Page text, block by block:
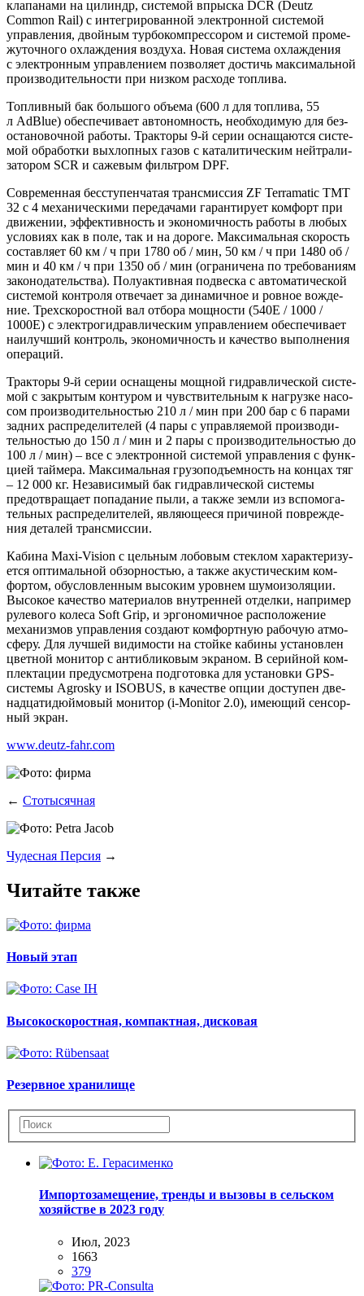
кла­па­на­ми на цилиндр, систе­мой впрыс­ка DCR (Deutz
Common Rail) с инте­гри­ро­ван­ной элек­трон­ной систе­мой
управ­ле­ния, двой­ным тур­бо­ком­прес­со­ром и систе­мой про­ме­
жу­точ­но­го охла­жде­ния воз­ду­ха. Новая систе­ма охла­жде­ния
с элек­трон­ным управ­ле­ни­ем поз­во­ля­ет достичь мак­си­маль­ной
про­из­во­ди­тель­но­сти при низ­ком рас­хо­де топлива.
Топ­лив­ный бак боль­шо­го объ­е­ма (600 л для топ­ли­ва, 55
л AdBlue) обес­пе­чи­ва­ет авто­ном­ность, необ­хо­ди­мую для без­
оста­но­воч­ной рабо­ты. Трак­то­ры 9‑й серии осна­ща­ют­ся систе­
мой обра­бот­ки выхлоп­ных газов с ката­ли­ти­че­ским ней­тра­ли­
за­то­ром SCR и саже­вым филь­тром DPF.
Совре­мен­ная бес­сту­пен­ча­тая транс­мис­сия ZF Terramatic TMT
32 с 4 меха­ни­че­ски­ми пере­да­ча­ми гаран­ти­ру­ет ком­форт при
дви­же­нии, эффек­тив­ность и эко­но­мич­ность рабо­ты в любых
усло­ви­ях как в поле, так и на доро­ге. Мак­си­маль­ная ско­рость
состав­ля­ет 60 км / ч при 1780 об / мин, 50 км / ч при 1480 об /
мин и 40 км / ч при 1350 об / мин (огра­ни­че­на по тре­бо­ва­ни­ям
зако­но­да­тель­ства). Полу­ак­тив­ная под­вес­ка с авто­ма­ти­че­ской
систе­мой кон­тро­ля отве­ча­ет за дина­мич­ное и ров­ное вожде­
ние. Трех­ско­рост­ной вал отбо­ра мощ­но­сти (540E / 1000 /
1000E) с элек­тро­гид­рав­ли­че­ским управ­ле­ни­ем обес­пе­чи­ва­ет
наи­луч­ший кон­троль, эко­но­мич­ность и каче­ство выпол­не­ния
операций.
Трак­то­ры 9‑й серии осна­ще­ны мощ­ной гид­рав­ли­че­ской систе­
мой с закры­тым кон­ту­ром и чув­стви­тель­ным к нагруз­ке насо­
сом про­из­во­ди­тель­но­стью 210 л / мин при 200 бар с 6 пара­ми
зад­них рас­пре­де­ли­те­лей (4 пары с управ­ля­е­мой про­из­во­ди­
тель­но­стью до 150 л / мин и 2 пары с про­из­во­ди­тель­но­стью до
100 л / мин) – все с элек­трон­ной систе­мой управ­ле­ния с функ­
ци­ей тай­ме­ра. Мак­си­маль­ная гру­зо­подъ­ем­ность на кон­цах тяг
– 12 000 кг. Неза­ви­си­мый бак гид­рав­ли­че­ской систе­мы
предот­вра­ща­ет попа­да­ние пыли, а так­же зем­ли из вспо­мо­га­
тель­ных рас­пре­де­ли­те­лей, явля­ю­ще­е­ся при­чи­ной повре­жде­
ния дета­лей трансмиссии.
Каби­на Maxi-Vision с цель­ным лобо­вым стек­лом харак­те­ри­зу­
ет­ся опти­маль­ной обзор­но­стью, а так­же аку­сти­че­ским ком­
фор­том, обу­слов­лен­ным высо­ким уров­нем шумо­изо­ля­ции.
Высо­кое каче­ство мате­ри­а­лов внут­рен­ней отдел­ки, напри­мер
руле­во­го коле­са Soft Grip, и эрго­но­мич­ное рас­по­ло­же­ние
меха­низ­мов управ­ле­ния созда­ют ком­форт­ную рабо­чую атмо­
сфе­ру. Для луч­шей види­мо­сти на стой­ке каби­ны уста­нов­лен
цвет­ной мони­тор с антиб­ли­ко­вым экра­ном. В серий­ной ком­
плек­та­ции преду­смот­ре­на под­го­тов­ка для уста­нов­ки GPS-
систе­мы Agrosky и ISOBUS, в каче­стве опции досту­пен две­
на­дца­ти­дюй­мо­вый мони­тор (i-Monitor 2.0), име­ю­щий сен­сор­
ный экран.
www.deutz-fahr.com
← Стотысячная
Чудесная Персия →
Читайте также
Новый этап
Высокоскоростная, компактная, дисковая
Резервное хранилище
Импортозамещение, тренды и вызовы в сельском
хозяйстве в 2023 году
Июл, 2023
1663
379